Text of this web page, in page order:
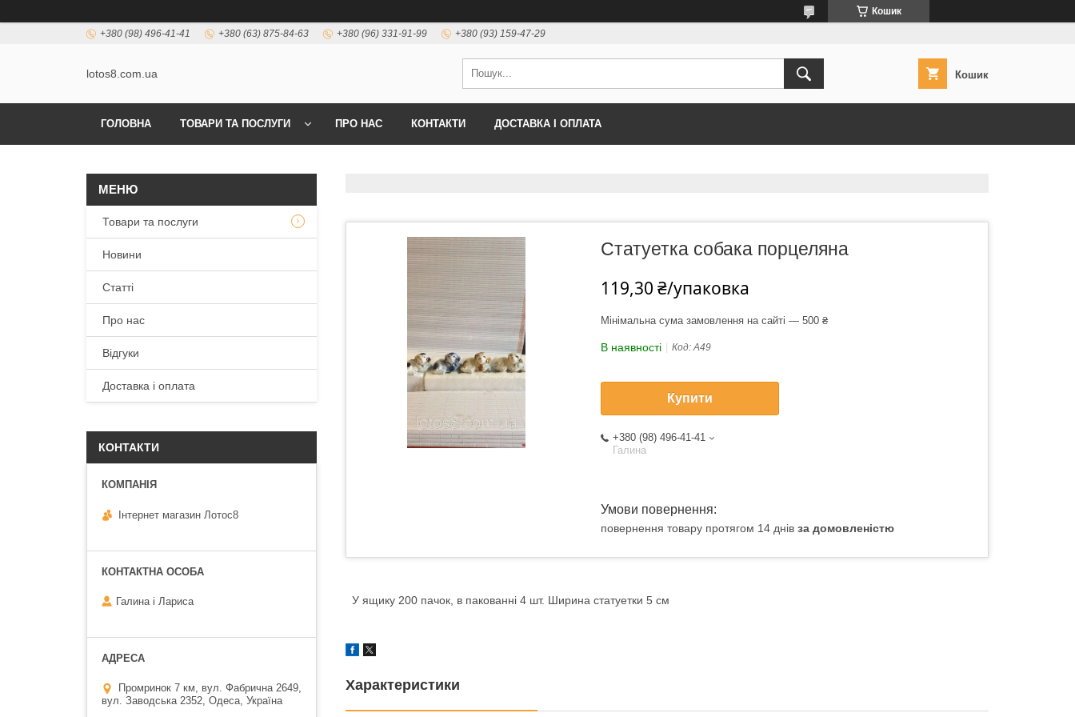
Кошик
+380 (98) 496-41-41 +380 (63) 875-84-63 +380 (96) 331-91-99 +380 (93) 159-47-29
lotos8.com.ua Кошик
ГОЛОВНА ТОВАРИ ТА ПОСЛУГИ ПРО НАС КОНТАКТИ ДОСТАВКА І ОПЛАТА
Статуетка собака порцеляна
119,30 ₴/упаковка
Мінімальна сума замовлення на сайті — 500 ₴
В наявності Код:А49
Купити
+380 (98) 496-41-41
Галина
повернення товару протягом 14 днів за домовленістю
У ящику 200 пачок, в пакованні 4 шт. Ширина статуетки 5 см
Характеристики
Товари та послуги
Новини
Статті
Про нас
Відгуки
Доставка і оплата
КОНТАКТИ
Інтернет магазин Лотос8
Галина і Лариса
Промринок 7 км, вул. Фабрична 2649,
вул. Заводська 2352, Одеса, Україна